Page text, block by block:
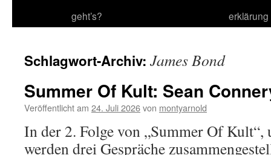
geht’s?
erklärung
Schlagwort-Archiv: James Bond
Summer Of Kult: Sean
Veröffentlicht am 24. Juli 2026von montyarnold
In der 2. Folge von „Summer Of Kult“,
werden drei Gespräche